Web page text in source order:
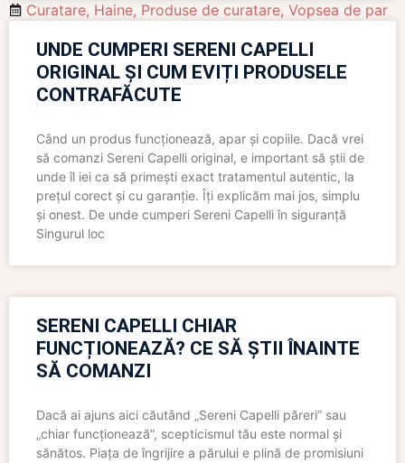
Curatare, Haine, Produse de curatare, Vopsea de par
UNDE CUMPERI SERENI CAPELLI
ORIGINAL ȘI CUM EVIȚI PRODUSELE
CONTRAFĂCUTE
Când un produs funcționează, apar și copiile. Dacă vrei
să comanzi Sereni Capelli original, e important să știi de
unde îl iei ca să primești exact tratamentul autentic, la
prețul corect și cu garanție. Îți explicăm mai jos, simplu
și onest. De unde cumperi Sereni Capelli în siguranță
Singurul loc
SERENI CAPELLI CHIAR
FUNCȚIONEAZĂ? CE SĂ ȘTII ÎNAINTE
SĂ COMANZI
Dacă ai ajuns aici căutând „Sereni Capelli păreri” sau
„chiar funcționează”, scepticismul tău este normal și
sănătos. Piața de îngrijire a părului e plină de promisiuni